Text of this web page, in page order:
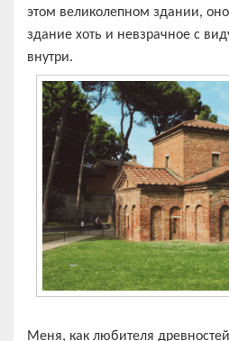
этом великолепном здании,
здание хоть и невзрачное с
внутри.
Меня, как любителя